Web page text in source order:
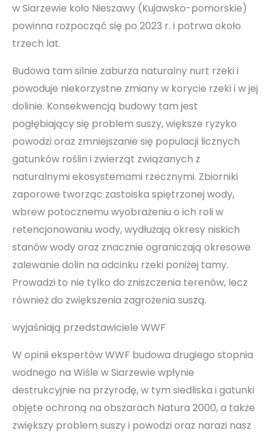
w Siarzewie koło Nieszawy (Kujawsko-pomorskie)
powinna rozpocząć się po 2023 r. i potrwa około
trzech lat.
Budowa tam silnie zaburza naturalny nurt rzeki i
powoduje niekorzystne zmiany w korycie rzeki i w jej
dolinie. Konsekwencją budowy tam jest
pogłębiający się problem suszy, większe ryzyko
powodzi oraz zmniejszanie się populacji licznych
gatunków roślin i zwierząt związanych z
naturalnymi ekosystemami rzecznymi. Zbiorniki
zaporowe tworząc zastoiska spiętrzonej wody,
wbrew potocznemu wyobrażeniu o ich roli w
retencjonowaniu wody, wydłużają okresy niskich
stanów wody oraz znacznie ograniczają okresowe
zalewanie dolin na odcinku rzeki poniżej tamy.
Prowadzi to nie tylko do zniszczenia terenów, lecz
również do zwiększenia zagrożenia suszą.
wyjaśniają przedstawiciele WWF
W opinii ekspertów WWF budowa drugiego stopnia
wodnego na Wiśle w Siarzewie wpłynie
destrukcyjnie na przyrodę, w tym siedliska i gatunki
objęte ochroną na obszarach Natura 2000, a także
zwiększy problem suszy i powodzi oraz narazi nasz